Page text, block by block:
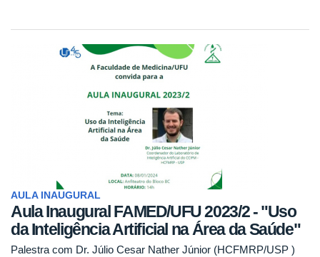
AULA INAUGURAL
Aula Inaugural FAMED/UFU 2023/2 - "Uso
da Inteligência Artificial na Área da Saúde"
Palestra com Dr. Júlio Cesar Nather Júnior (HCFMRP/USP )